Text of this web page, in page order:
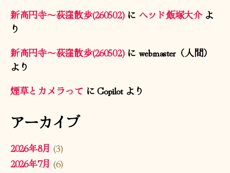
新高円寺〜荻窪散歩(260502)に ヘッド飯塚大介よ
り
新高円寺〜荻窪散歩(260502)に webmaster（人間）
より
煙草とカメラってにCopilotより
アーカイブ
2026年8月 (3)
2026年7月 (6)